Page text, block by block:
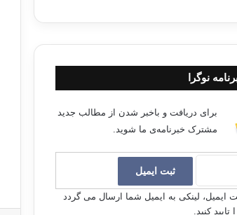
نوگرا
برای دریافت و باخبر شدن از مطالب جدید
مشترک خبرنامه‌ی ما شوید.
ایمیل، لینکی به ایمیل شما ارسال می گردد
تایید کنید.